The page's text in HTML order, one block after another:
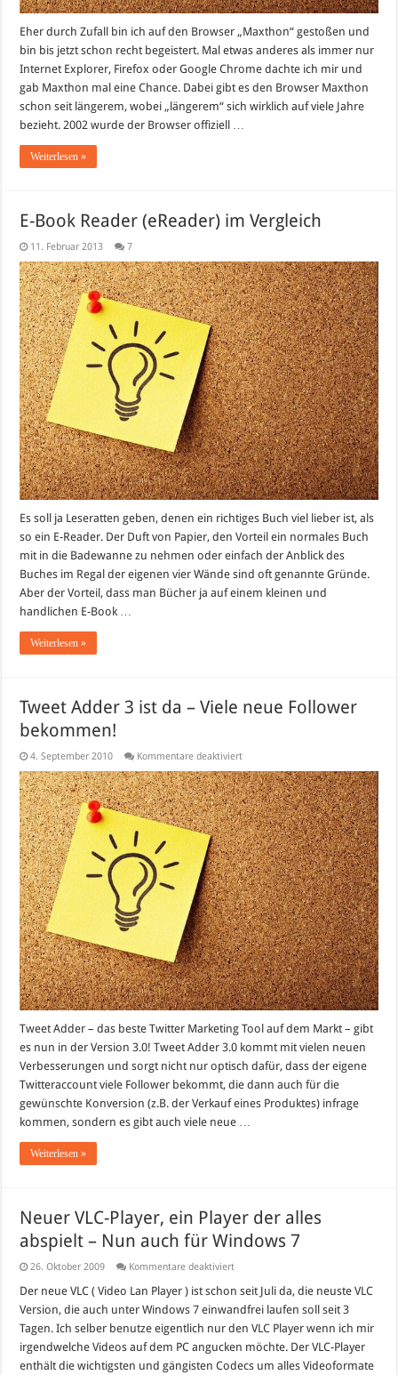
Eher durch Zufall bin ich auf den Browser „Maxthon“ gestoßen und
bin bis jetzt schon recht begeistert. Mal etwas anderes als immer nur
Internet Explorer, Firefox oder Google Chrome dachte ich mir und
gab Maxthon mal eine Chance. Dabei gibt es den Browser Maxthon
schon seit längerem, wobei „längerem“ sich wirklich auf viele Jahre
bezieht. 2002 wurde der Browser offiziell …
Weiterlesen »
E-Book Reader (eReader) im Vergleich
11. Februar 2013 7
Es soll ja Leseratten geben, denen ein richtiges Buch viel lieber ist, als
so ein E-Reader. Der Duft von Papier, den Vorteil ein normales Buch
mit in die Badewanne zu nehmen oder einfach der Anblick des
Buches im Regal der eigenen vier Wände sind oft genannte Gründe.
Aber der Vorteil, dass man Bücher ja auf einem kleinen und
handlichen E-Book …
Weiterlesen »
Tweet Adder 3 ist da – Viele neue Follower
bekommen!
4. September 2010 Kommentare deaktiviertfür
Adder
3
ist
da
–
Viele
neue
Follower
bekommen!
Tweet Adder – das beste Twitter Marketing Tool auf dem Markt – gibt
es nun in der Version 3.0! Tweet Adder 3.0 kommt mit vielen neuen
Verbesserungen und sorgt nicht nur optisch dafür, dass der eigene
Twitteraccount viele Follower bekommt, die dann auch für die
gewünschte Konversion (z.B. der Verkauf eines Produktes) infrage
kommen, sondern es gibt auch viele neue …
Weiterlesen »
Neuer VLC-Player, ein Player der alles
abspielt – Nun auch für Windows 7
26. Oktober 2009 Kommentare deaktiviertfür
VLC-
Player,
ein
Player
der
alles
abspielt
–
Der neue VLC ( Video Lan Player ) ist schon seit Juli da, die neuste VLC
Version, die auch unter Windows 7 einwandfrei laufen soll seit 3
Tagen. Ich selber benutze eigentlich nur den VLC Player wenn ich mir
irgendwelche Videos auf dem PC angucken möchte. Der VLC-Player
enthält die wichtigsten und gängisten Codecs um alles Videoformate